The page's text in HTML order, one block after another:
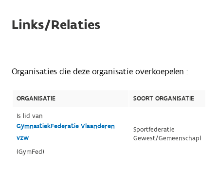
Links/Relaties
Organisaties die deze organisatie overkoepelen :
ORGANISATIE
SOORT ORGANISATIE
Is lid van
GymnastiekFederatie Vlaanderen
vzw
(GymFed)
Sportfederatie
Gewest/Gemeenschap)